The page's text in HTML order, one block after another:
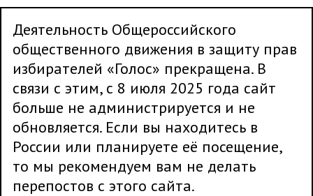
Деятельность Общероссийского
общественного движения в защиту прав
избирателей «Голос» прекращена. В
связи с этим, с 8 июля 2025 года сайт
больше не администрируется и не
обновляется. Если вы находитесь в
России или планируете её посещение,
то мы рекомендуем вам не делать
перепостов с этого сайта.